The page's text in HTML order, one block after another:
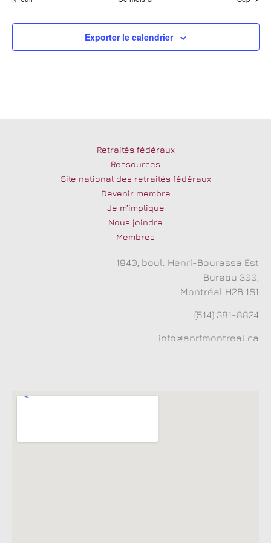
Exporter le calendrier
Retraités fédéraux
Ressources
Site national des retraités fédéraux
Devenir membre
Je m’implique
Nous joindre
Membres
1940, boul. Henri-Bourassa Est
Bureau 300,
Montréal H2B 1S1
(514) 381-8824
info@anrfmontreal.ca